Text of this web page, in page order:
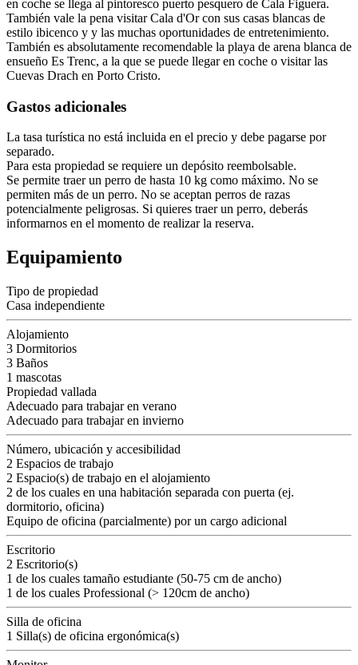
en coche se llega al pintoresco puerto pesquero de Cala Figuera.
También vale la pena visitar Cala d'Or con sus casas blancas de
estilo ibicenco y y las muchas oportunidades de entretenimiento.
También es absolutamente recomendable la playa de arena blanca de
ensueño Es Trenc, a la que se puede llegar en coche o visitar las
Cuevas Drach en Porto Cristo.
Gastos adicionales
La tasa turística no está incluida en el precio y debe pagarse por
separado.
Para esta propiedad se requiere un depósito reembolsable.
Se permite traer un perro de hasta 10 kg como máximo. No se
permiten más de un perro. No se aceptan perros de razas
potencialmente peligrosas. Si quieres traer un perro, deberás
informarnos en el momento de realizar la reserva.
Equipamiento
Tipo de propiedad
Casa independiente
Alojamiento
3 Dormitorios
3 Baños
1 mascotas
Propiedad vallada
Adecuado para trabajar en verano
Adecuado para trabajar en invierno
Número, ubicación y accesibilidad
2 Espacios de trabajo
2 Espacio(s) de trabajo en el alojamiento
2 de los cuales en una habitación separada con puerta (ej.
dormitorio, oficina)
Equipo de oficina (parcialmente) por un cargo adicional
Escritorio
2 Escritorio(s)
1 de los cuales tamaño estudiante (50-75 cm de ancho)
1 de los cuales Professional (> 120cm de ancho)
Silla de oficina
1 Silla(s) de oficina ergonómica(s)